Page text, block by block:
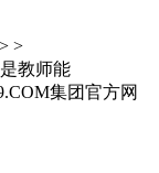
> >
教师能
集团官方网